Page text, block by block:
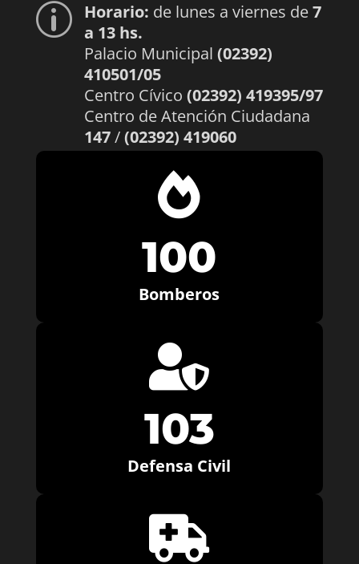
p Horario: de lunes a viernes de7
a 13 hs.
Palacio Municipal (02392)
410501/05
Centro Cívico (02392) 419395/97
Centro de Atención Ciudadana
147/(02392) 419060

100
Bomberos

103
Defensa Civil
